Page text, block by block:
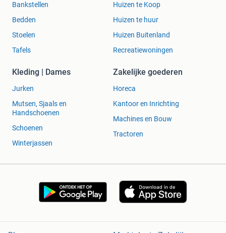
Bankstellen
Bedden
Stoelen
Tafels
Huizen te Koop
Huizen te huur
Huizen Buitenland
Recreatiewoningen
Kleding | Dames
Jurken
Mutsen, Sjaals en
Handschoenen
Schoenen
Winterjassen
Zakelijke goederen
Horeca
Kantoor en Inrichting
Machines en Bouw
Tractoren